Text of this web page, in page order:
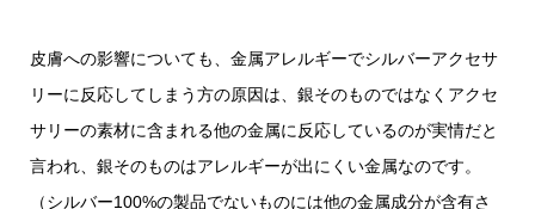
皮膚への影響についても、金属アレルギーでシルバーアクセサ
リーに反応してしまう方の原因は、銀そのものではなくアクセ
サリーの素材に含まれる他の金属に反応しているのが実情だと
言われ、銀そのものはアレルギーが出にくい金属なのです。
（シルバー100%の製品でないものには他の金属成分が含有さ